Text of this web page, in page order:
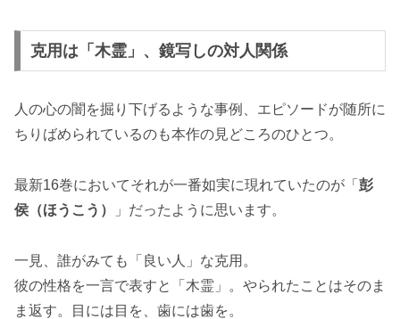
克用は「木霊」、鏡写しの対人関係
人の心の闇を掘り下げるような事例、エピソードが随所に
ちりばめられているのも本作の見どころのひとつ。
最新16巻においてそれが一番如実に現れていたのが「 彭
侯（ほうこう）
」だったように思います。
一見、誰がみても「良い人」な克用。
彼の性格を一言で表すと「木霊」。やられたことはそのま
ま返す。目には目を、歯には歯を。